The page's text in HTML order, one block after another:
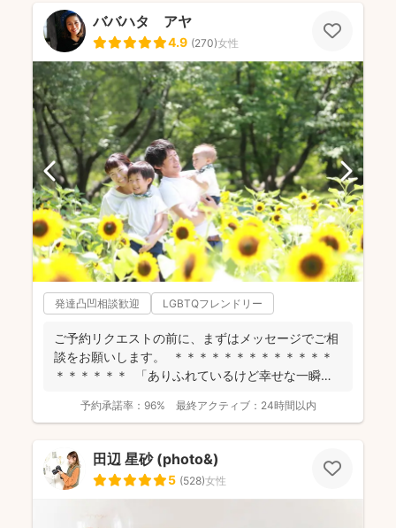
ババハタ アヤ
4.9 (270)女性
発達凸凹相談歓迎 LGBTQフレンドリー
ご予約リクエストの前に、まずはメッセージでご相
談をお願いします。 ＊＊＊＊＊＊＊＊＊＊＊＊＊
＊＊＊＊＊＊ 「ありふれているけど幸せな一瞬」
予約承諾率： 96% 最終アクティブ： 24時間以内
田辺 星砂 (photo&)
5 (528)女性